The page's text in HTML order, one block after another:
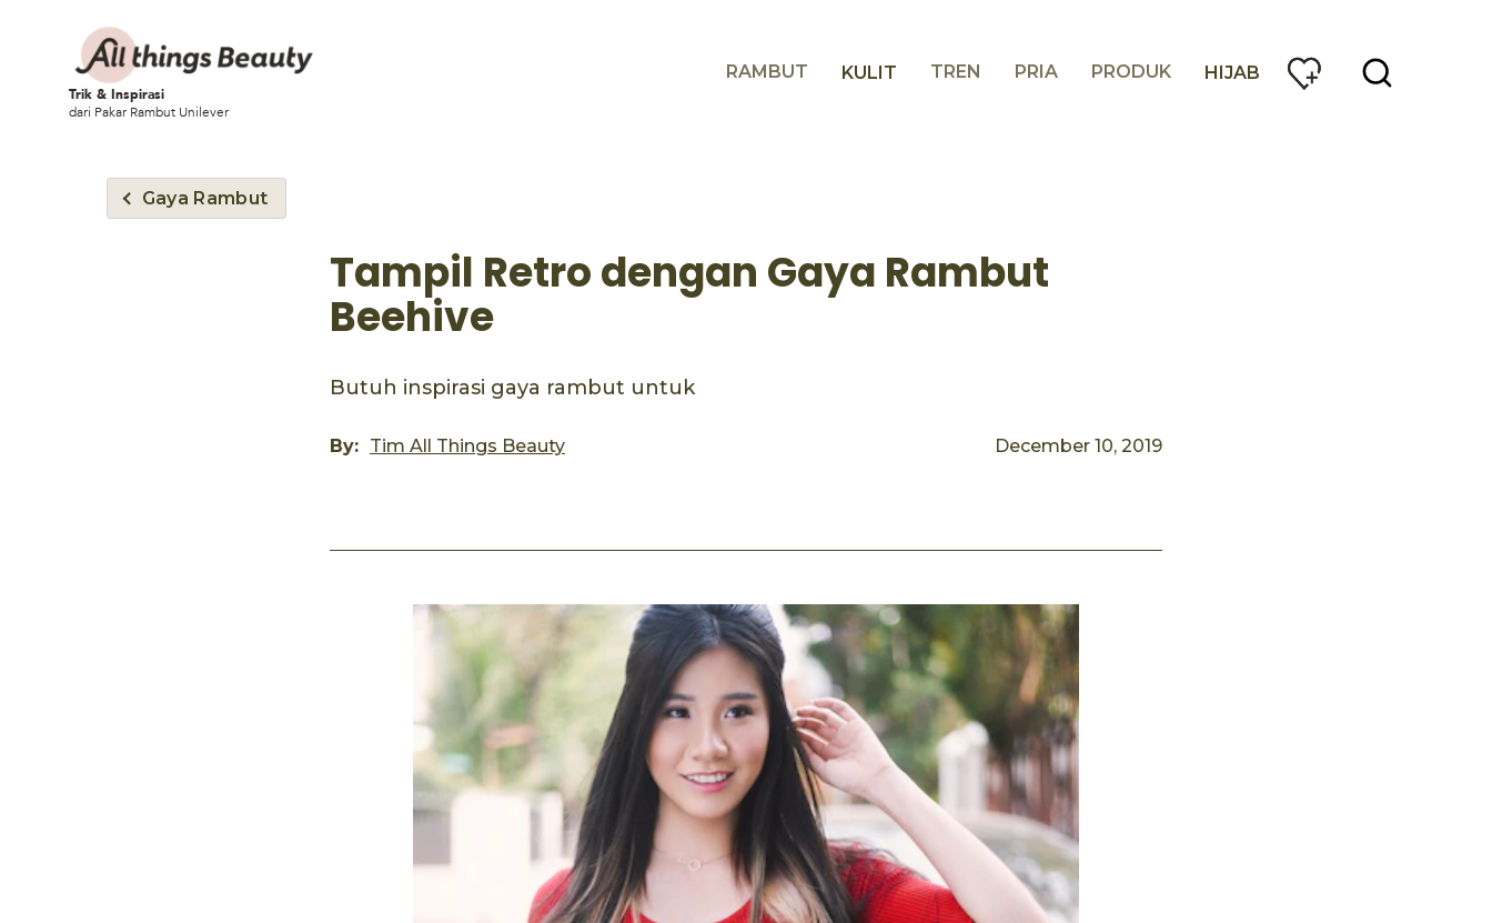
Trik & Inspirasi
dari Pakar Rambut Unilever
RAMBUT KULIT TREN PRIA PRODUK HIJAB
Gaya Rambut
Tampil Retro dengan Gaya Rambut
Beehive
Butuh inspirasi gaya rambut untuk
By: Tim All Things Beauty December 10, 2019